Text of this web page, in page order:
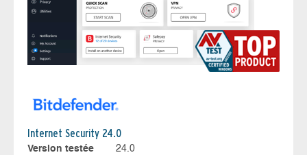
Internet Security 24.0
Version testée
24.0